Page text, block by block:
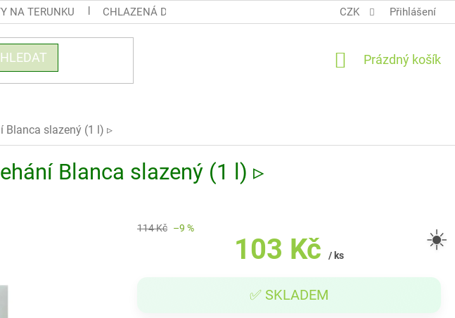
NA TERUNKU CHLAZENÁ DOPRAVA COOL BALÍK OBCHODNÍ PODMÍNKY TERUNKY
CZK Přihlášení
HLEDAT
NÁKUPNÍ
Prázdný košík
Blanca slazený (1 l) ▹
Blanca slazený (1 l) ▹
114 Kč –9 %
103 Kč / ks
Měrná
✅ SKLADEM
☀️